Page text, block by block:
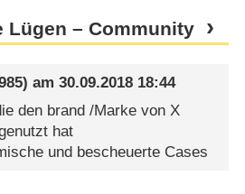
Lügen – Community
am30.09.2018 18:44
den brand /Marke von X
hat
und bescheuerte Cases